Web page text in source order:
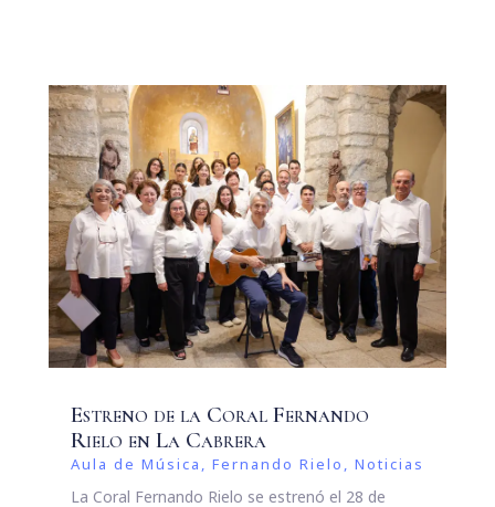
Estreno de la Coral Fernando
Rielo en La Cabrera
Aula de Música , Fernando Rielo , Noticias
La Coral Fernando Rielo se estrenó el 28 de